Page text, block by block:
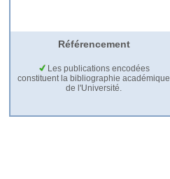
Référencement
Les publications encodées
constituent la bibliographie académique
de l'Université.